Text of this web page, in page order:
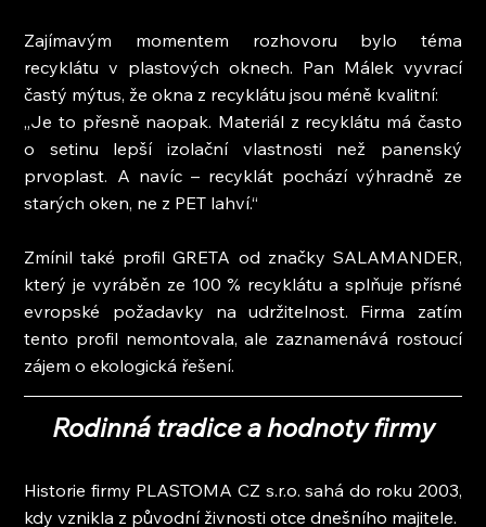
Zajímavým momentem rozhovoru bylo téma
recyklátu v plastových oknech. Pan Málek vyvrací
častý mýtus, že okna z recyklátu jsou méně kvalitní:
„Je to přesně naopak. Materiál z recyklátu má často
o setinu lepší izolační vlastnosti než panenský
prvoplast. A navíc – recyklát pochází výhradně ze
starých oken, ne z PET lahví.“
Zmínil také profil GRETA od značky SALAMANDER,
který je vyráběn ze 100 % recyklátu a splňuje přísné
evropské požadavky na udržitelnost. Firma zatím
tento profil nemontovala, ale zaznamenává rostoucí
zájem o ekologická řešení.
Rodinná tradice a hodnoty firmy
Historie firmy PLASTOMA CZ s.r.o. sahá do roku 2003,
kdy vznikla z původní živnosti otce dnešního majitele.